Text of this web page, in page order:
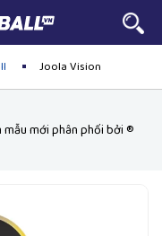
Joola Vision
mẫu mới phân phối bởi ®